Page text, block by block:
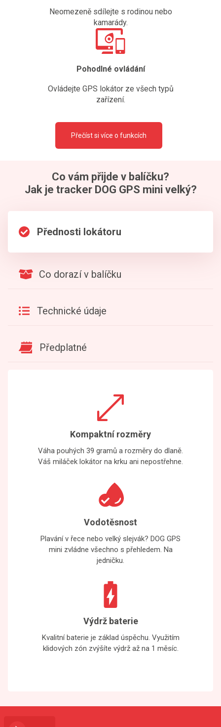
Neomezeně sdílejte s rodinou nebo
kamarády.
Pohodlné ovládání
Ovládejte GPS lokátor ze všech typů
zařízení.
Přečíst si více o funkcích
Co vám přijde v balíčku?
Jak je tracker DOG GPS mini velký?
Přednosti lokátoru
Co dorazí v balíčku
Technické údaje
Předplatné
Kompaktní rozměry
Váha pouhých 39 gramů a rozměry do dlaně.
Váš miláček lokátor na krku ani nepostřehne.
Vodotěsnost
Plavání v řece nebo velký slejvák? DOG GPS
mini zvládne všechno s přehledem. Na
jedničku.
Výdrž baterie
Kvalitní baterie je základ úspěchu. Využitím
klidových zón zvýšíte výdrž až na 1 měsíc.